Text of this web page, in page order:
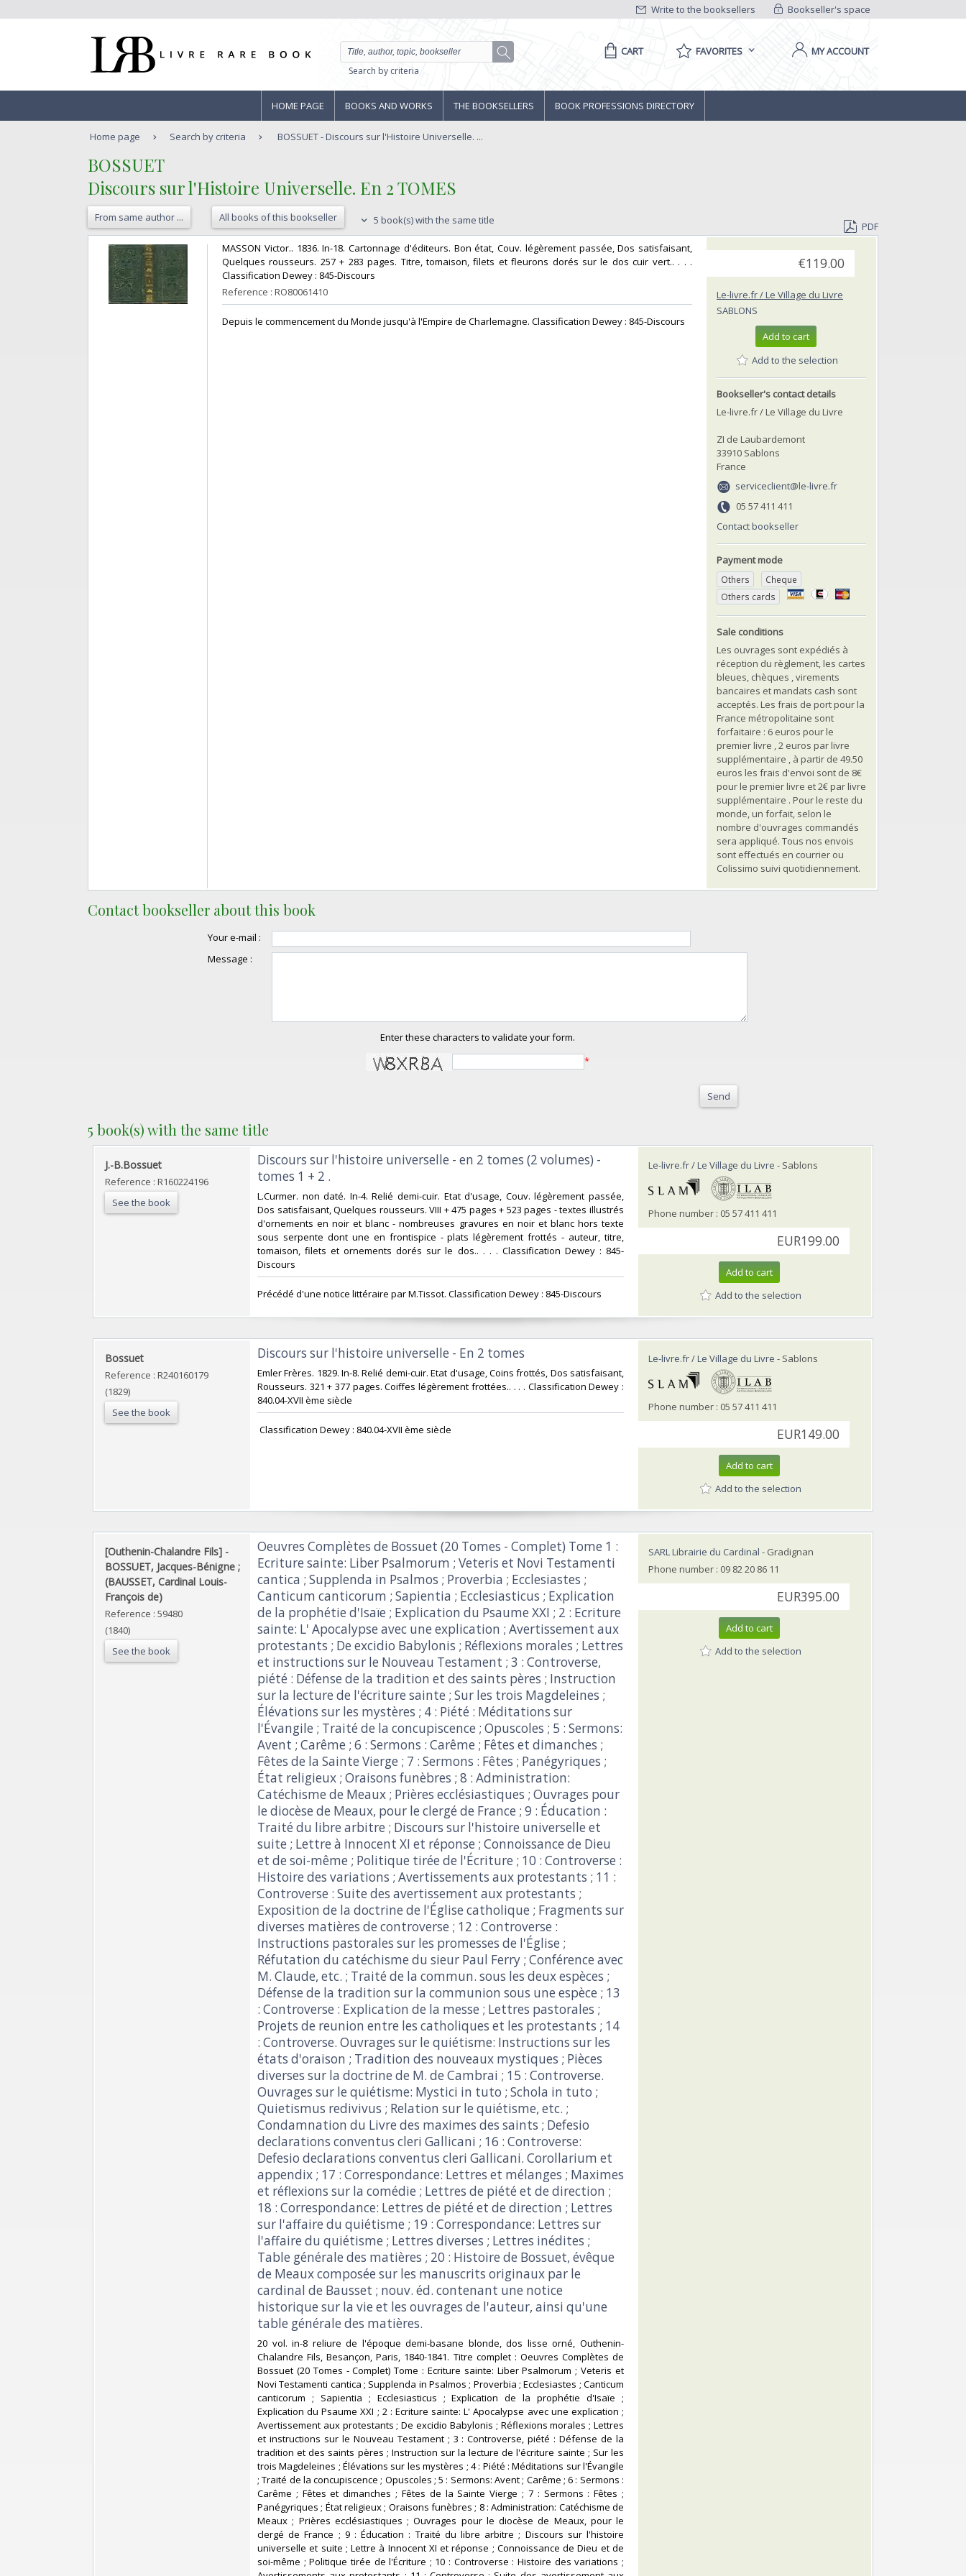
Bookseller's space
Write to the booksellers
Search by criteria
CART FAVORITES MY ACCOUNT
HOME PAGE BOOKS AND WORKS THE BOOKSELLERS BOOK PROFESSIONS DIRECTORY
Home page Search by criteria BOSSUET - Discours sur l'Histoire Universelle. ...
‎BOSSUET‎
‎Discours sur l'Histoire Universelle. En 2 TOMES‎
From same author ... All books of this bookseller 5 book(s) with the same title
PDF
‎MASSON Victor.. 1836. In-18. Cartonnage d'éditeurs. Bon état, Couv. légèrement passée, Dos satisfaisant,
Quelques rousseurs. 257 + 283 pages. Titre, tomaison, filets et fleurons dorés sur le dos cuir vert.. . . .
Classification Dewey : 845-Discours‎
Reference : RO80061410
‎Depuis le commencement du Monde jusqu'à l'Empire de Charlemagne. Classification Dewey : 845-Discours‎
€119.00
Le-livre.fr / Le Village du Livre
SABLONS
Add to cart
Add to the selection
Bookseller's contact details
Le-livre.fr / Le Village du Livre
ZI de Laubardemont
33910 Sablons
France
serviceclient@le-livre.fr
05 57 411 411
Contact bookseller
Payment mode
Others
Cheque
Others cards
Sale conditions
Les ouvrages sont expédiés à
réception du règlement, les cartes
bleues, chèques , virements
bancaires et mandats cash sont
acceptés. Les frais de port pour la
France métropolitaine sont
forfaitaire : 6 euros pour le
premier livre , 2 euros par livre
supplémentaire , à partir de 49.50
euros les frais d'envoi sont de 8€
pour le premier livre et 2€ par livre
supplémentaire . Pour le reste du
monde, un forfait, selon le
nombre d'ouvrages commandés
sera appliqué. Tous nos envois
sont effectués en courrier ou
Colissimo suivi quotidiennement.
Contact bookseller about this book
Your e-mail :
Message :
Enter these characters to validate your form.
*
Send
5 book(s) with the same title
‎J.-B.Bossuet‎
Reference : R160224196
See the book
‎Discours sur l'histoire universelle - en 2 tomes (2 volumes) -
tomes 1 + 2 .‎
‎L.Curmer. non daté. In-4. Relié demi-cuir. Etat d'usage, Couv. légèrement passée,
Dos satisfaisant, Quelques rousseurs. VIII + 475 pages + 523 pages - textes illustrés
d'ornements en noir et blanc - nombreuses gravures en noir et blanc hors texte
sous serpente dont une en frontispice - plats légèrement frottés - auteur, titre,
tomaison, filets et ornements dorés sur le dos.. . . . Classification Dewey : 845-
Discours‎
‎Précédé d'une notice littéraire par M.Tissot. Classification Dewey : 845-Discours‎
Le-livre.fr / Le Village du Livre - Sablons
Phone number : 05 57 411 411
EUR199.00
Add to cart
Add to the selection
‎Bossuet‎
Reference : R240160179
(1829)
See the book
‎Discours sur l'histoire universelle - En 2 tomes‎
‎Emler Frères. 1829. In-8. Relié demi-cuir. Etat d'usage, Coins frottés, Dos satisfaisant,
Rousseurs. 321 + 377 pages. Coiffes légèrement frottées.. . . . Classification Dewey :
840.04-XVII ème siècle‎
‎ Classification Dewey : 840.04-XVII ème siècle‎
Le-livre.fr / Le Village du Livre - Sablons
Phone number : 05 57 411 411
EUR149.00
Add to cart
Add to the selection
‎[Outhenin-Chalandre Fils] - ‎
‎BOSSUET, Jacques-Bénigne ;
(BAUSSET, Cardinal Louis-
François de)‎
Reference : 59480
(1840)
See the book
‎Oeuvres Complètes de Bossuet (20 Tomes - Complet) Tome 1 :
Ecriture sainte: Liber Psalmorum ; Veteris et Novi Testamenti
cantica ; Supplenda in Psalmos ; Proverbia ; Ecclesiastes ;
Canticum canticorum ; Sapientia ; Ecclesiasticus ; Explication
de la prophétie d'Isaïe ; Explication du Psaume XXI ; 2 : Ecriture
sainte: L' Apocalypse avec une explication ; Avertissement aux
protestants ; De excidio Babylonis ; Réflexions morales ; Lettres
et instructions sur le Nouveau Testament ; 3 : Controverse,
piété : Défense de la tradition et des saints pères ; Instruction
sur la lecture de l'écriture sainte ; Sur les trois Magdeleines ;
Élévations sur les mystères ; 4 : Piété : Méditations sur
l'Évangile ; Traité de la concupiscence ; Opuscoles ; 5 : Sermons:
Avent ; Carême ; 6 : Sermons : Carême ; Fêtes et dimanches ;
Fêtes de la Sainte Vierge ; 7 : Sermons : Fêtes ; Panégyriques ;
État religieux ; Oraisons funèbres ; 8 : Administration:
Catéchisme de Meaux ; Prières ecclésiastiques ; Ouvrages pour
le diocèse de Meaux, pour le clergé de France ; 9 : Éducation :
Traité du libre arbitre ; Discours sur l'histoire universelle et
suite ; Lettre à Innocent XI et réponse ; Connoissance de Dieu
et de soi-même ; Politique tirée de l'Écriture ; 10 : Controverse :
Histoire des variations ; Avertissements aux protestants ; 11 :
Controverse : Suite des avertissement aux protestants ;
Exposition de la doctrine de l'Église catholique ; Fragments sur
diverses matières de controverse ; 12 : Controverse :
Instructions pastorales sur les promesses de l'Église ;
Réfutation du catéchisme du sieur Paul Ferry ; Conférence avec
M. Claude, etc. ; Traité de la commun. sous les deux espèces ;
Défense de la tradition sur la communion sous une espèce ; 13
: Controverse : Explication de la messe ; Lettres pastorales ;
Projets de reunion entre les catholiques et les protestants ; 14
: Controverse. Ouvrages sur le quiétisme: Instructions sur les
états d'oraison ; Tradition des nouveaux mystiques ; Pièces
diverses sur la doctrine de M. de Cambrai ; 15 : Controverse.
Ouvrages sur le quiétisme: Mystici in tuto ; Schola in tuto ;
Quietismus redivivus ; Relation sur le quiétisme, etc. ;
Condamnation du Livre des maximes des saints ; Defesio
declarations conventus cleri Gallicani ; 16 : Controverse:
Defesio declarations conventus cleri Gallicani. Corollarium et
appendix ; 17 : Correspondance: Lettres et mélanges ; Maximes
et réflexions sur la comédie ; Lettres de piété et de direction ;
18 : Correspondance: Lettres de piété et de direction ; Lettres
sur l'affaire du quiétisme ; 19 : Correspondance: Lettres sur
l'affaire du quiétisme ; Lettres diverses ; Lettres inédites ;
Table générale des matières ; 20 : Histoire de Bossuet, évêque
de Meaux composée sur les manuscrits originaux par le
cardinal de Bausset ; nouv. éd. contenant une notice
historique sur la vie et les ouvrages de l'auteur, ainsi qu'une
table générale des matières.‎
‎20 vol. in-8 reliure de l'époque demi-basane blonde, dos lisse orné, Outhenin-
Chalandre Fils, Besançon, Paris, 1840-1841. Titre complet : Oeuvres Complètes de
Bossuet (20 Tomes - Complet) Tome : Ecriture sainte: Liber Psalmorum ; Veteris et
Novi Testamenti cantica ; Supplenda in Psalmos ; Proverbia ; Ecclesiastes ; Canticum
canticorum ; Sapientia ; Ecclesiasticus ; Explication de la prophétie d'Isaïe ;
Explication du Psaume XXI ; 2 : Ecriture sainte: L' Apocalypse avec une explication ;
Avertissement aux protestants ; De excidio Babylonis ; Réflexions morales ; Lettres
et instructions sur le Nouveau Testament ; 3 : Controverse, piété : Défense de la
tradition et des saints pères ; Instruction sur la lecture de l'écriture sainte ; Sur les
trois Magdeleines ; Élévations sur les mystères ; 4 : Piété : Méditations sur l'Évangile
; Traité de la concupiscence ; Opuscoles ; 5 : Sermons: Avent ; Carême ; 6 : Sermons :
Carême ; Fêtes et dimanches ; Fêtes de la Sainte Vierge ; 7 : Sermons : Fêtes ;
Panégyriques ; État religieux ; Oraisons funèbres ; 8 : Administration: Catéchisme de
Meaux ; Prières ecclésiastiques ; Ouvrages pour le diocèse de Meaux, pour le
clergé de France ; 9 : Éducation : Traité du libre arbitre ; Discours sur l'histoire
universelle et suite ; Lettre à Innocent XI et réponse ; Connoissance de Dieu et de
soi-même ; Politique tirée de l'Écriture ; 10 : Controverse : Histoire des variations ;
SARL Librairie du Cardinal - Gradignan
Phone number : 09 82 20 86 11
EUR395.00
Add to cart
Add to the selection